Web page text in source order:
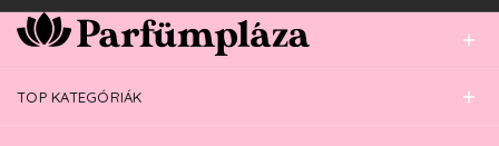
TOP KATEGÓRIÁK